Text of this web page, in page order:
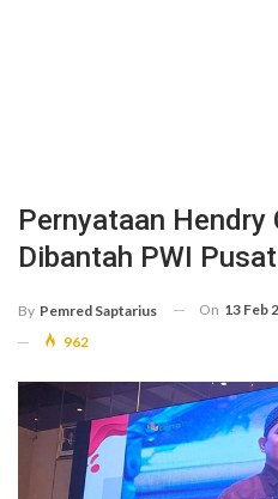
Pernyataan Hendry
Dibantah PWI Pusat
By Pemred Saptarius On 13 Feb
962